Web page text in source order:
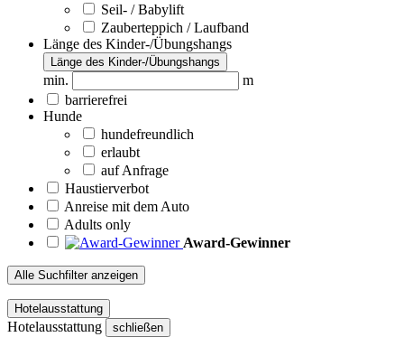
Seil- / Babylift
Zauberteppich / Laufband
Länge des Kinder-/Übungshangs
Länge des Kinder-/Übungshangs
min.
m
barrierefrei
Hunde
hundefreundlich
erlaubt
auf Anfrage
Haustierverbot
Anreise mit dem Auto
Adults only
Award-Gewinner
Alle Suchfilter anzeigen
Hotelausstattung
Hotelausstattung schließen